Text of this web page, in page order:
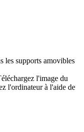
les supports amovibles
l'image du
l'ordinateur à l'aide de